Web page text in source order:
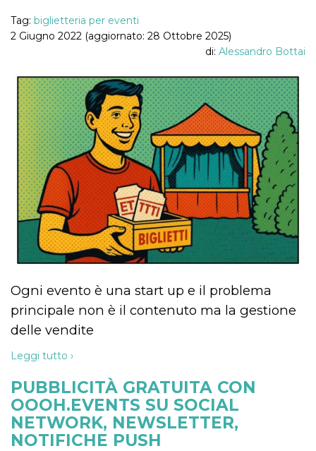
Tag: biglietteria per eventi
2 Giugno 2022 (aggiornato: 28 Ottobre 2025)
di: Alessandro Bottai
Ogni evento è una start up e il problema
principale non è il contenuto ma la gestione
delle vendite
Leggi tutto ›
PUBBLICITÀ GRATUITA CON
OOOH.EVENTS SU SOCIAL
NETWORK, NEWSLETTER,
NOTIFICHE PUSH